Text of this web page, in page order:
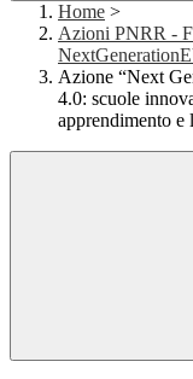
Home >
Azioni PNRR -
Azione “Next
4.0: scuole
apprendimento e